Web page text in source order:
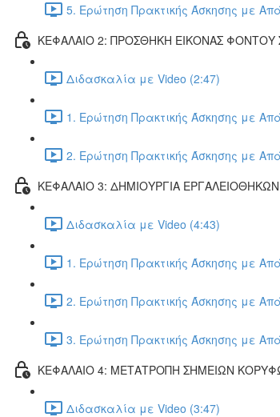
5. Ερώτηση Πρακτικής Άσκησης με
ΚΕΦΑΛΑΙΟ 2: ΠΡΟΣΘΗΚΗ ΕΙΚΟΝΑΣ ΦΟΝΤΟΥ
Διδασκαλία με Video (2:47)
1. Ερώτηση Πρακτικής Άσκησης με
2. Ερώτηση Πρακτικής Άσκησης με
ΚΕΦΑΛΑΙΟ 3: ΔΗΜΙΟΥΡΓΙΑ ΕΡΓΑΛΕΙΟΘΗΚΩΝ
Διδασκαλία με Video (4:43)
1. Ερώτηση Πρακτικής Άσκησης με
2. Ερώτηση Πρακτικής Άσκησης με
3. Ερώτηση Πρακτικής Άσκησης με
ΚΕΦΑΛΑΙΟ 4: ΜΕΤΑΤΡΟΠΗ ΣΗΜΕΙΩΝ
Διδασκαλία με Video (3:47)